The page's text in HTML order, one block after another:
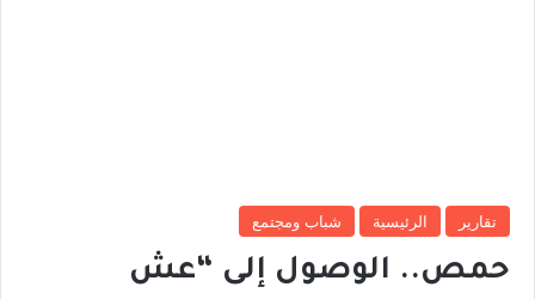
تقارير الرئيسية شباب ومجتمع
حمص.. الوصول إلى “عش